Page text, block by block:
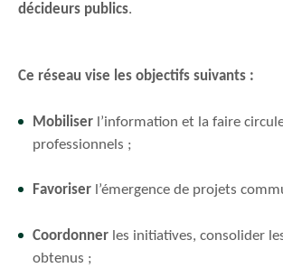
décideurs publics.
Ce réseau vise les objectifs suivants :
Mobiliser l’information et la faire
professionnels ;
Favoriser l’émergence de projets
Coordonner les initiatives, consolider
obtenus ;